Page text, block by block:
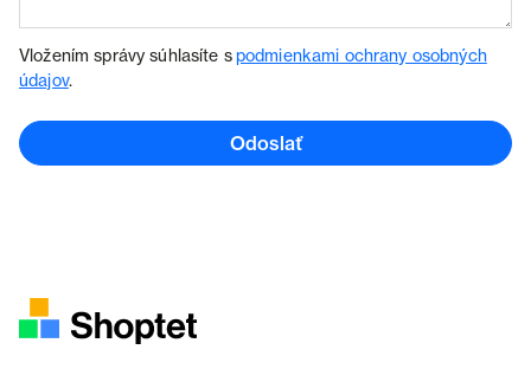
Vložením správy súhlasíte spodmienkami ochrany osobných
údajov.
Odoslať